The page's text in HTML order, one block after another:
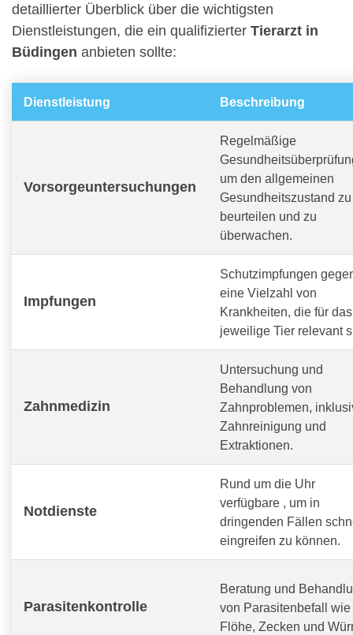
detaillierter Überblick über die wichtigsten
Dienstleistungen, die ein qualifizierter Tierarzt in
Büdingen anbieten sollte:
Dienstleistung Beschreibung
Vorsorgeuntersuchungen
Regelmäßige
um den allgemeinen
Gesundheitszustand zu
beurteilen und zu
überwachen.
Impfungen
Schutzimpfungen
eine Vielzahl von
Krankheiten, die für das
jeweilige Tier relevant
Zahnmedizin
Untersuchung und
Behandlung von
Zahnproblemen,
Zahnreinigung und
Extraktionen.
Notdienste
Rund um die Uhr
verfügbare , um in
dringenden Fällen
eingreifen zu können.
Parasitenkontrolle
Beratung und
von Parasitenbefall wie
Flöhe, Zecken und